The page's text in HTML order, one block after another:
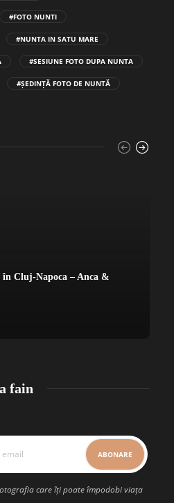
#FOTO NUNTI
#NUNTA IN SATU MARE
#SESIUNE FOTO DUPA NUNTA
#ȘEDINȚĂ FOTO DE NUNTĂ
Cluj-Napoca – Anca &
fain
care îți poate împodobi viața